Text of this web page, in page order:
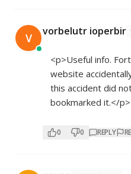
V vorbelutr ioperbir
<p>Useful info.
website
this accident did
bookmarked it.</p>
0 0 REPLY